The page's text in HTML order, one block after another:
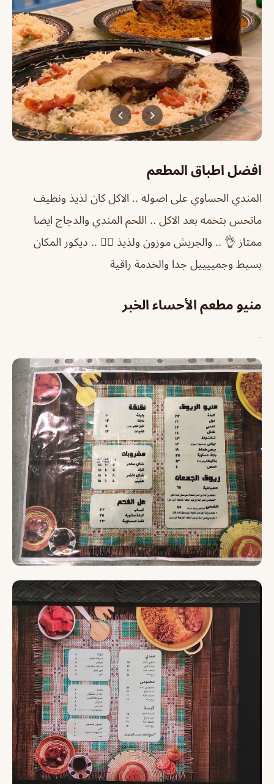
افضل اطباق المطعم
المندي الحساوي على اصوله .. الاكل كان لذيذ ونظيف
ماتحس بتخمه بعد الاكل .. اللحم المندي والدجاج ايضا
ممتاز 👌 .. والجريش موزون ولذيذ 👍🏻 .. ديكور المكان
بسيط وجمييييل جدا والخدمة راقية
منيو مطعم الأحساء الخبر